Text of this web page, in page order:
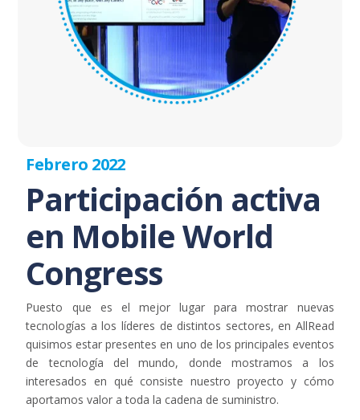
Febrero 2022
Participación activa
en Mobile World
Congress
Puesto que es el mejor lugar para mostrar nuevas
tecnologías a los líderes de distintos sectores, en AllRead
quisimos estar presentes en uno de los principales eventos
de tecnología del mundo, donde mostramos a los
interesados en qué consiste nuestro proyecto y cómo
aportamos valor a toda la cadena de suministro.